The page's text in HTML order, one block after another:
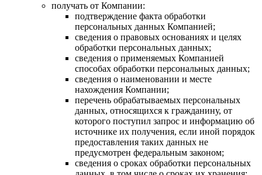
получать от Компании:
подтверждение факта обработки
персональных данных Компанией;
сведения о правовых основаниях и целях
обработки персональных данных;
сведения о применяемых Компанией
способах обработки персональных данных;
сведения о наименовании и месте
нахождения Компании;
перечень обрабатываемых персональных
данных, относящихся к гражданину, от
которого поступил запрос и информацию об
источнике их получения, если иной порядок
предоставления таких данных не
предусмотрен федеральным законом;
сведения о сроках обработки персональных